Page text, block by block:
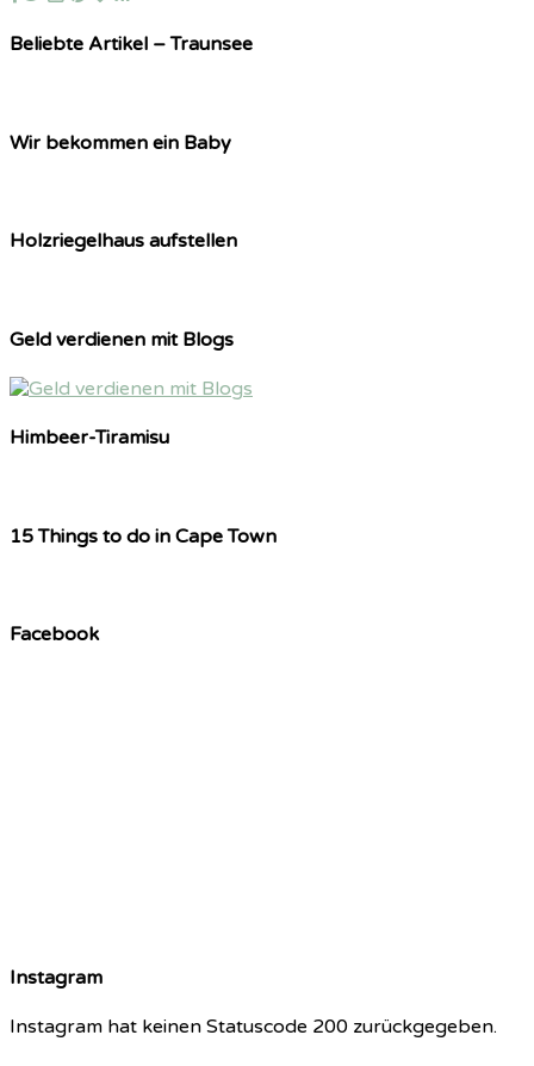
Beliebte Artikel – Traunsee
Wir bekommen ein Baby
Holzriegelhaus aufstellen
Geld verdienen mit Blogs
Himbeer-Tiramisu
15 Things to do in Cape Town
Facebook
Instagram
Instagram hat keinen Statuscode 200 zurückgegeben.